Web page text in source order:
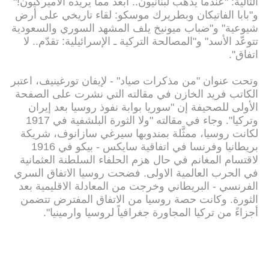
و"بابا الفاتيكان وبطريرك موسكو: لقاء تاريخي على أرض
شيوعية" و"ضباب ميونيخ يلف المشهد السوري والسعودية
تتوعّد الأسد" و"المصالحة التركية ـ الإسرائيلية: تقدّم.. لا
اتفاق".
وتحت عنوان "من مذكرات صياد" - لإيفان تورغينيف، اعتبر
الكاتب فريد الخازن في مقالته التي نشرت على الصفحة
الأولى للصحيفة إن "سوريا بوابة نفوذ روسيا بعد إيران
وتركيا". وجاء في مقالته "ولا الثورة البلشفية في 1917
لكانت روسيا، ممثَّلة بمندوبها سيرغي سازانوف، شريكة
بريطانيا وفرنسا في اتفاقية سايكس - بيكو في 1916
لاقتسام المغانم في حال هزم الحلفاء السلطنة العثمانية
في الحرب العالمية الاولى. فضحت روسيا الاتفاق السري
الفرنسي - البريطاني وخرجت من المعادلة الاقليمية بعد
الثورة. وكانت حصة روسيا من الاتفاق المفترض تتضمن
أجزاءً من تركيا المجاورة جغرافياً لروسيا وارمينيا".